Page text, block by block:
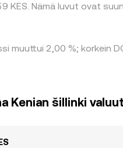
KES. Nämä luvut ovat
muuttui 2,00 %; korkein
Kenian šillinki